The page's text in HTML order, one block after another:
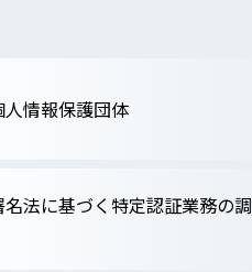
情報保護団体
名法に基づく特定認証業務の調